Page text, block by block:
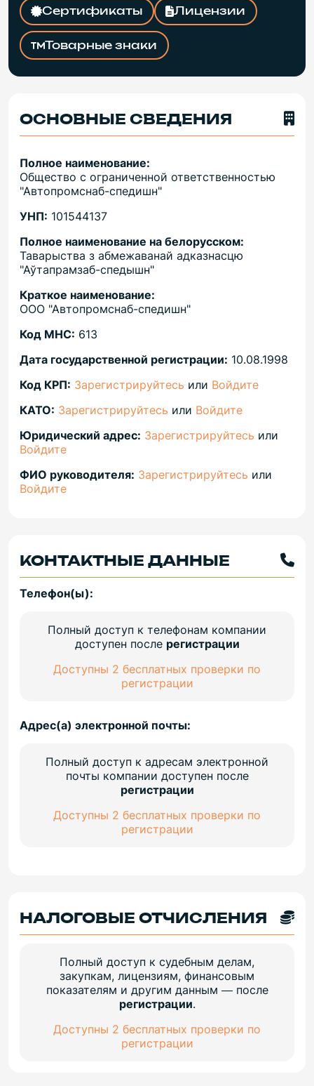
Сертификаты Лицензии
Товарные знаки
ОСНОВНЫЕ СВЕДЕНИЯ
Полное наименование:
Общество с ограниченной ответственностью
"Автопромснаб-спедишн"
УНП: 101544137
Полное наименование на белорусском:
Таварыства з абмежаванай адказнасцю
"Аўтапрамзаб-спедышн"
Краткое наименование:
ООО "Автопромснаб-спедишн"
Код МНС: 613
Дата государственной регистрации: 10.08.1998
Код КРП: Зарегистрируйтесь или Войдите
КАТО: Зарегистрируйтесь или Войдите
Юридический адрес: Зарегистрируйтесь или
Войдите
ФИО руководителя: Зарегистрируйтесь или
Войдите
КОНТАКТНЫЕ ДАННЫЕ
Телефон(ы):
Полный доступ к телефонам компании
доступен после регистрации
Доступны 2 бесплатных проверки по
регистрации
Адрес(а) электронной почты:
Полный доступ к адресам электронной
почты компании доступен после
регистрации
Доступны 2 бесплатных проверки по
регистрации
НАЛОГОВЫЕ ОТЧИСЛЕНИЯ
Полный доступ к судебным делам,
закупкам, лицензиям, финансовым
показателям и другим данным — после
регистрации.
Доступны 2 бесплатных проверки по
регистрации